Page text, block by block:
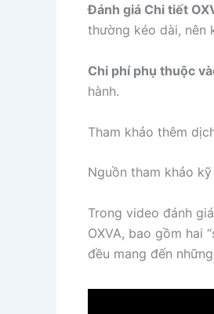
Đánh giá Chi tiết
thường kéo dài, nên
Chi phí phụ thuộc
hành.
Tham khảo thêm
Nguồn tham khảo
Trong video đánh
OXVA, bao gồm hai
đều mang đến